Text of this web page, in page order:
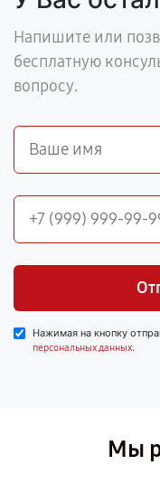
Напишите или
бесплатную
вопросу.
Нажимая на кнопку
персональных данных.
Мы